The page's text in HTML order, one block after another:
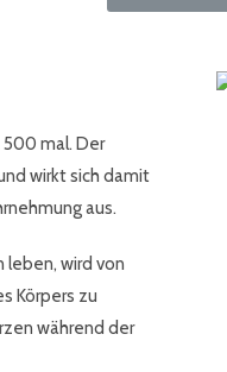
500 mal. Der
wirkt sich damit
aus.
leben, wird von
Körpers zu
während der